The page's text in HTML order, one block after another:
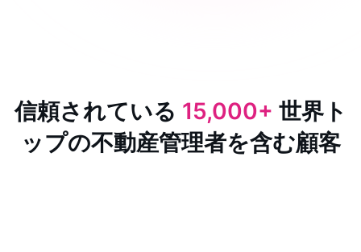
信頼されている 15,000+ 世界ト
ップの不動産管理者を含む顧客